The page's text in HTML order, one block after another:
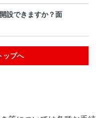
設できますか？面
ップへ